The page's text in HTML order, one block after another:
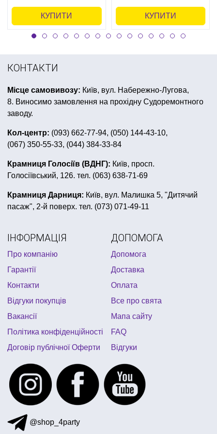
кульки на дівич вечір
серпантин ціна
ціни на спінери капелюх циліндр купити львів
КУПИТИ КУПИТИ
КОНТАКТИ
Місце самовивозу: Київ, вул. Набережно-Лугова,
8. Виносимо замовлення на прохідну Судоремонтного
заводу.
Кол-центр: (093) 662-77-94, (050) 144-43-10,
(067) 350-55-33, (044) 384-33-84
Крамниця Голосіїв (ВДНГ): Київ, просп.
Голосіївський, 126. тел. (063) 638-71-69
Крамниця Дарниця: Київ, вул. Малишка 5, "Дитячий
пасаж", 2-й поверх. тел. (073) 071-49-11
ІНФОРМАЦІЯ
Про компанію
Гарантії
Контакти
Відгуки покупців
Вакансії
Політика конфіденційності
Договір публічної Оферти
ДОПОМОГА
Допомога
Доставка
Оплата
Все про свята
Мапа сайту
FAQ
Відгуки
@shop_4party